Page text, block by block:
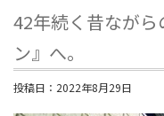
42年続く昔なが
ン』へ。
投稿日： 2022年8月29日